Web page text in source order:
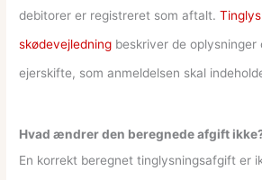
debitorer er registreret som aftalt.
skødevejledning beskriver de oplysninger
ejerskifte, som anmeldelsen skal
Hvad ændrer den beregnede afgift
En korrekt beregnet tinglysningsafgift er